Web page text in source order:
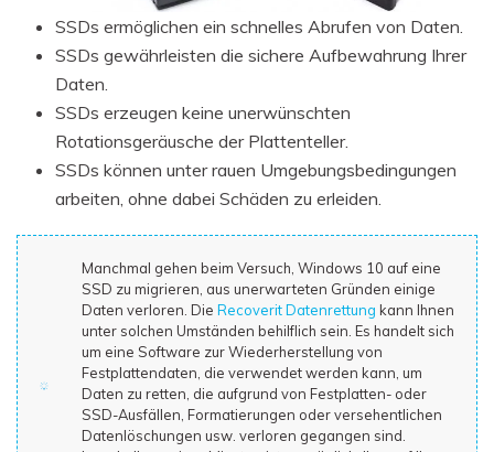
SSDs ermöglichen ein schnelles Abrufen von Daten.
SSDs gewährleisten die sichere Aufbewahrung Ihrer
Daten.
SSDs erzeugen keine unerwünschten
Rotationsgeräusche der Plattenteller.
SSDs können unter rauen Umgebungsbedingungen
arbeiten, ohne dabei Schäden zu erleiden.
Manchmal gehen beim Versuch, Windows 10 auf eine
SSD zu migrieren, aus unerwarteten Gründen einige
Daten verloren. Die Recoverit Datenrettung kann Ihnen
unter solchen Umständen behilflich sein. Es handelt sich
um eine Software zur Wiederherstellung von
Festplattendaten, die verwendet werden kann, um
Daten zu retten, die aufgrund von Festplatten- oder
SSD-Ausfällen, Formatierungen oder versehentlichen
Datenlöschungen usw. verloren gegangen sind.